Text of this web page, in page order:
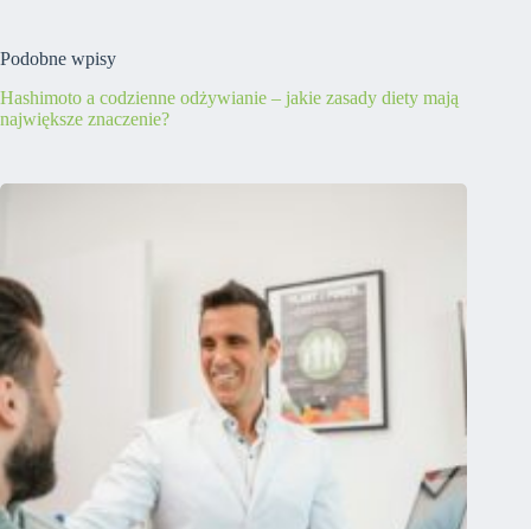
Podobne wpisy
Hashimoto a codzienne odżywianie – jakie zasady diety mają
największe znaczenie?